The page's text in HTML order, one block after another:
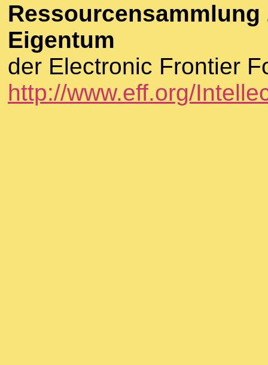
Eigentum
der Electronic Frontier
http://www.eff.org/